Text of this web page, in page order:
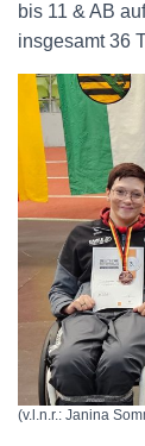
bis 11 & AB
insgesamt 36
(v.l.n.r.: Janina